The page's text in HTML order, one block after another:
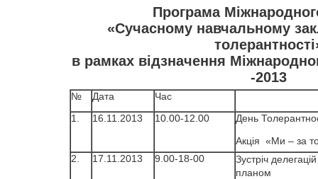
Програма
«Сучасному навчальному
в рамках відзначення
-2013
№ Дата
Час
1.
16.11.2013 10.00-12.00
День
Акція «Ми – за
2.
17.11.2013 9.00-18-00
Зустріч
планом